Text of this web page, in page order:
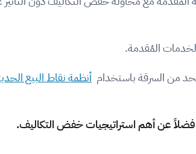
المُقدمة.
من السرقة باستخدام أنظمة نقاط البيع
فضلاً عن أهم استراتيجيات خفض التكاليف.